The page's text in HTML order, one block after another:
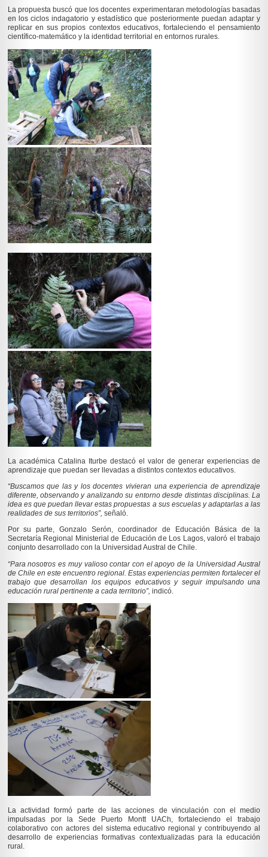
La propuesta buscó que los docentes experimentaran metodologías basadas
en los ciclos indagatorio y estadístico que posteriormente puedan adaptar y
replicar en sus propios contextos educativos, fortaleciendo el pensamiento
científico-matemático y la identidad territorial en entornos rurales.
La académica Catalina Iturbe destacó el valor de generar experiencias de
aprendizaje que puedan ser llevadas a distintos contextos educativos.
“Buscamos que las y los docentes vivieran una experiencia de aprendizaje
diferente, observando y analizando su entorno desde distintas disciplinas. La
idea es que puedan llevar estas propuestas a sus escuelas y adaptarlas a las
realidades de sus territorios”, señaló.
Por su parte, Gonzalo Serón, coordinador de Educación Básica de la
Secretaría Regional Ministerial de Educación de Los Lagos, valoró el trabajo
conjunto desarrollado con la Universidad Austral de Chile.
“Para nosotros es muy valioso contar con el apoyo de la Universidad Austral
de Chile en este encuentro regional. Estas experiencias permiten fortalecer el
trabajo que desarrollan los equipos educativos y seguir impulsando una
educación rural pertinente a cada territorio”, indicó.
La actividad formó parte de las acciones de vinculación con el medio
impulsadas por la Sede Puerto Montt UACh, fortaleciendo el trabajo
colaborativo con actores del sistema educativo regional y contribuyendo al
desarrollo de experiencias formativas contextualizadas para la educación
rural.